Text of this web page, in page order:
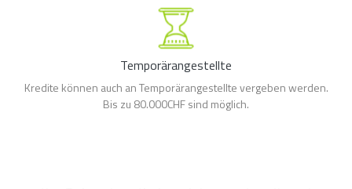
Temporärangestellte
Kredite können auch an Temporärangestellte vergeben werden.
Bis zu 80.000CHF sind möglich.